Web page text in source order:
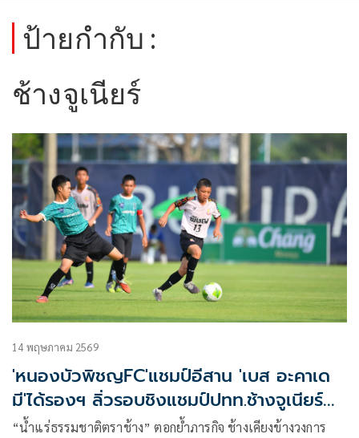
ป้ายกำกับ :
ช้างจูเนียร์
14 พฤษภาคม 2569
'หนองบัวพิชญFC'แชมป์อีสาน 'เบส อะคาเด
มี'ได้รองฯ ลิ่วรอบชิงแชมป์ปทท.ช้างจูเนียร์
คัพ
“น้ำแร่ธรรมชาติตราช้าง” ตอกย้ำภารกิจ ช้างเคียงข้างวงการ